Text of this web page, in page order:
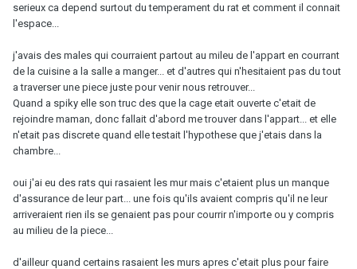
serieux ca depend surtout du temperament du rat et comment il connait
l'espace...
j'avais des males qui courraient partout au mileu de l'appart en courrant
de la cuisine a la salle a manger... et d'autres qui n'hesitaient pas du tout
a traverser une piece juste pour venir nous retrouver...
Quand a spiky elle son truc des que la cage etait ouverte c'etait de
rejoindre maman, donc fallait d'abord me trouver dans l'appart... et elle
n'etait pas discrete quand elle testait l'hypothese que j'etais dans la
chambre...
oui j'ai eu des rats qui rasaient les mur mais c'etaient plus un manque
d'assurance de leur part... une fois qu'ils avaient compris qu'il ne leur
arriveraient rien ils se genaient pas pour courrir n'importe ou y compris
au milieu de la piece...
d'ailleur quand certains rasaient les murs apres c'etait plus pour faire